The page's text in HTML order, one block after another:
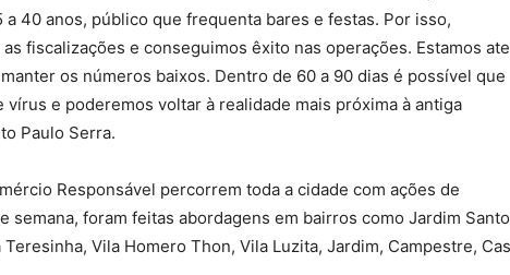
40 anos, público que frequenta bares e festas. Por isso,
fiscalizações e conseguimos êxito nas operações. Estamos
os números baixos. Dentro de 60 a 90 dias é possível que
vírus e poderemos voltar à realidade mais próxima à antiga
Paulo Serra.
Responsável percorrem toda a cidade com ações de
semana, foram feitas abordagens em bairros como Jardim Santo
Vila Homero Thon, Vila Luzita, Jardim, Campestre,